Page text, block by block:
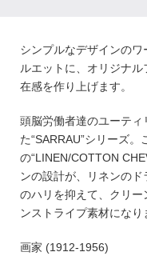
シンプルなデザインの
ルエットに、オリジナ
在感を作り上げます。
頭脳労働者達のユーテ
た“SARRAU”シリーズ
の“LINEN/COTTON
ンの設計が、リネンの
のハリを抑えて、クリ
ンストライプ素材になり
画家 (1912-1956)